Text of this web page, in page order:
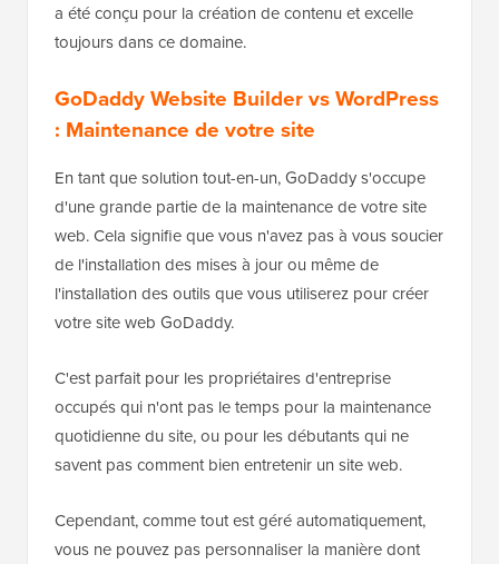
a été conçu pour la création de contenu et excelle
toujours dans ce domaine.
GoDaddy Website Builder vs WordPress
: Maintenance de votre site
En tant que solution tout-en-un, GoDaddy s'occupe
d'une grande partie de la maintenance de votre site
web. Cela signifie que vous n'avez pas à vous soucier
de l'installation des mises à jour ou même de
l'installation des outils que vous utiliserez pour créer
votre site web GoDaddy.
C'est parfait pour les propriétaires d'entreprise
occupés qui n'ont pas le temps pour la maintenance
quotidienne du site, ou pour les débutants qui ne
savent pas comment bien entretenir un site web.
Cependant, comme tout est géré automatiquement,
vous ne pouvez pas personnaliser la manière dont